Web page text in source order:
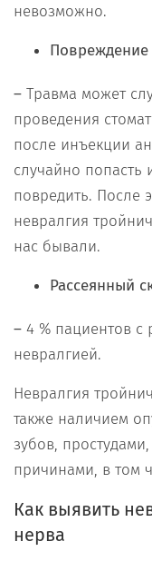
невозможно.
Повреждение
– Травма может
проведения
после инъекции
случайно попасть
повредить. После
невралгия
нас бывали.
Рассеянный
– 4 % пациентов с
невралгией.
Невралгия
также наличием
зубов,
причинами, в том
Как выявить
нерва